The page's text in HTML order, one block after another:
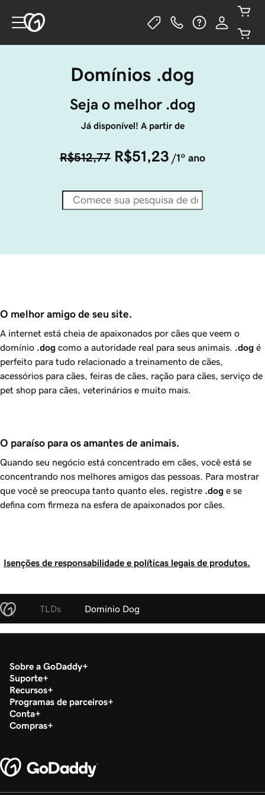
Domínios .dog
Seja o melhor .dog
Já disponível! A partir de
R$512,77 R$51,23 /1º ano
O melhor amigo de seu site.
A internet está cheia de apaixonados por cães que veem o
domínio .dog como a autoridade real para seus animais. .dog é
perfeito para tudo relacionado a treinamento de cães,
acessórios para cães, feiras de cães, ração para cães, serviço de
pet shop para cães, veterinários e muito mais.
O paraíso para os amantes de animais.
Quando seu negócio está concentrado em cães, você está se
concentrando nos melhores amigos das pessoas. Para mostrar
que você se preocupa tanto quanto eles, registre .dog e se
defina com firmeza na esfera de apaixonados por cães.
Isenções de responsabilidade e políticas legais de produtos.
TLDs Dominio Dog
Sobre a GoDaddy
Suporte
Recursos
Programas de parceiros
Conta
Compras